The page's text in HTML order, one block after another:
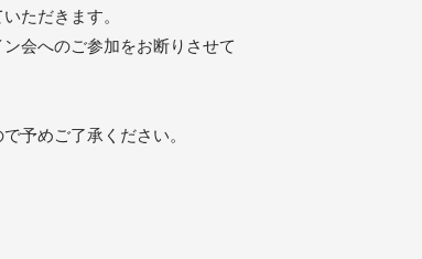
ただきます。
会へのご参加をお断りさせて
予めご了承ください。